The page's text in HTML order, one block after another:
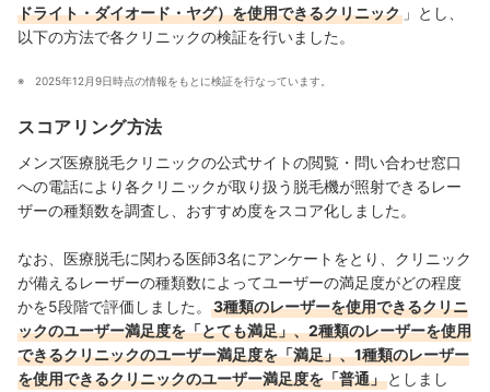
ドライト・ダイオード・ヤグ）を使用できるクリニック 」とし、
以下の方法で各クリニックの検証を行いました。
2025年12月9日時点の情報をもとに検証を行なっています。
スコアリング方法
メンズ医療脱毛クリニックの公式サイトの閲覧・問い合わせ窓口
への電話により各クリニックが取り扱う脱毛機が照射できるレー
ザーの種類数を調査し、おすすめ度をスコア化しました。
なお、医療脱毛に関わる医師3名にアンケートをとり、クリニック
が備えるレーザーの種類数によってユーザーの満足度がどの程度
かを5段階で評価しました。
3種類のレーザーを使用できるクリニ
ックのユーザー満足度を「とても満足」、2種類のレーザーを使用
できるクリニックのユーザー満足度を「満足」、1種類のレーザー
を使用できるクリニックのユーザー満足度を「普通」 としまし